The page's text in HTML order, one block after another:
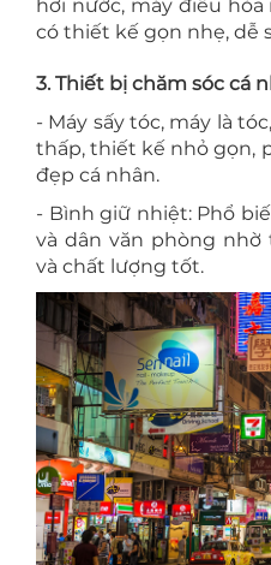
hơi nước, máy điều
có thiết kế gọn nhẹ, dễ
3. Thiết bị chăm sóc cá
- Máy sấy tóc, máy là
thấp, thiết kế nhỏ gọn,
đẹp cá nhân.
- Bình giữ nhiệt: Phổ
và dân văn phòng nhờ
và chất lượng tốt.